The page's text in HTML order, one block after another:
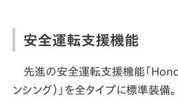
安全運転支援機能
先進の安全運転支援機能「
ンシング）」を全タイプに標準装備。